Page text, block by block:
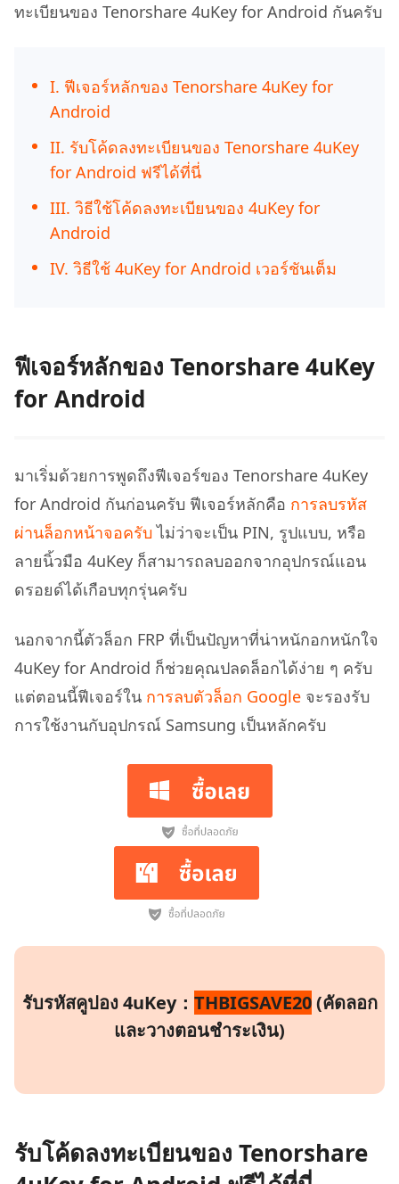
ทะเบียนของ Tenorshare 4uKey for Android กันครับ
I. ฟีเจอร์หลักของ Tenorshare 4uKey for
Android
II. รับโค้ดลงทะเบียนของ Tenorshare 4uKey
for Android ฟรีได้ที่นี่
III. วิธีใช้โค้ดลงทะเบียนของ 4uKey for
Android
IV. วิธีใช้ 4uKey for Android เวอร์ชันเต็ม
ฟีเจอร์หลักของ Tenorshare 4uKey
for Android
มาเริ่มด้วยการพูดถึงฟีเจอร์ของ Tenorshare 4uKey
for Android กันก่อนครับ ฟีเจอร์หลักคือ การลบรหัส
ผ่านล็อกหน้าจอครับไม่ว่าจะเป็น PIN, รูปแบบ, หรือ
ลายนิ้วมือ 4uKey ก็สามารถลบออกจากอุปกรณ์แอน
ดรอยด์ได้เกือบทุกรุ่นครับ
นอกจากนี้ตัวล็อก FRP ที่เป็นปัญหาที่น่าหนักอกหนักใจ
4uKey for Android ก็ช่วยคุณปลดล็อกได้ง่าย ๆ ครับ
แต่ตอนนี้ฟีเจอร์ใน การลบตัวล็อก Google จะรองรับ
การใช้งานกับอุปกรณ์ Samsung เป็นหลักครับ
รับรหัสคูปอง 4uKey： THBIGSAVE20(คัดลอก
และวางตอนชำระเงิน)
รับโค้ดลงทะเบียนของ Tenorshare